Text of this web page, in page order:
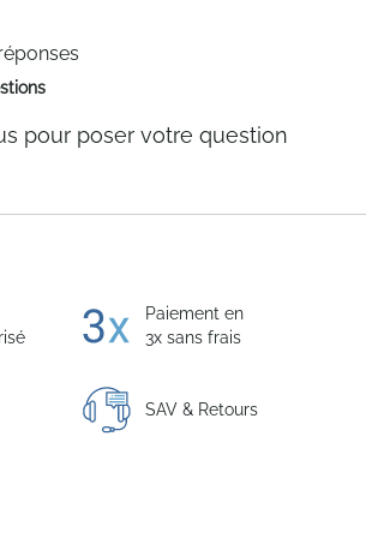
pour poser votre question
Paiement en
3x sans frais
SAV & Retours